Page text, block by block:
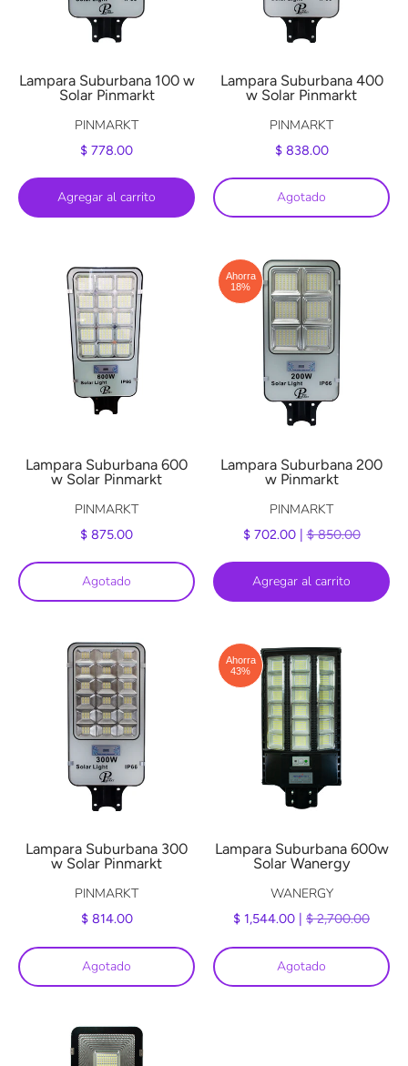
Lampara Suburbana 100 w
Solar Pinmarkt
PINMARKT
$ 778.00
Agregar al carrito
Lampara Suburbana 400
w Solar Pinmarkt
PINMARKT
$ 838.00
Agotado
Lampara Suburbana 600
w Solar Pinmarkt
PINMARKT
$ 875.00
Agotado
Ahorra
18%
Lampara Suburbana 200
w Pinmarkt
PINMARKT
$ 702.00 |$ 850.00
Agregar al carrito
Lampara Suburbana 300
w Solar Pinmarkt
PINMARKT
$ 814.00
Agotado
Ahorra
43%
Lampara Suburbana 600w
Solar Wanergy
WANERGY
$ 1,544.00 | $ 2,700.00
Agotado